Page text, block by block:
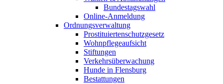
Bundestagswahl
Online-Anmeldung
Ordnungsverwaltung
Prostituiertenschutzgesetz
Wohnpflegeaufsicht
Stiftungen
Verkehrsüberwachung
Hunde in Flensburg
Bestattungen